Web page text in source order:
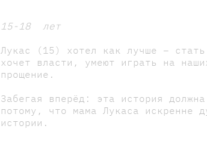
15-18 лет
Лукас (15) хотел как лучше –
хочет власти, умеют играть на
прощение.
Забегая вперёд: эта история
потому, что мама Лукаса искренне
истории.